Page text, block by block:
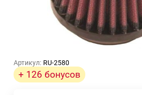
Артикул: RU-2580
+ 126 бонусов